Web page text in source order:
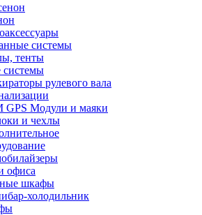
системы
тенты
рулевого вала
GPS Модули и маяки
и чехлы
офиса
шкафы
холодильник